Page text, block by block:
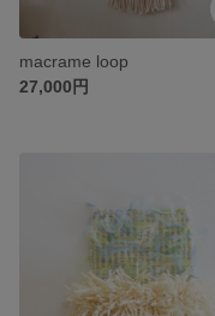
macrame loop
27,000円